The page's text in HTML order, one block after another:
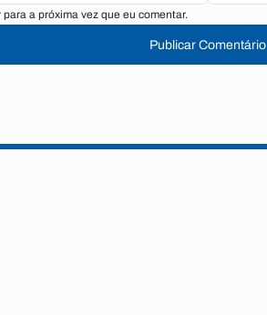
a próxima vez que eu comentar.
Publicar Comentário